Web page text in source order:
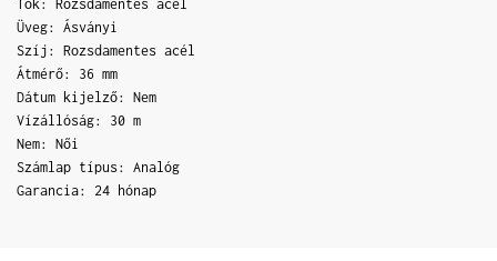
Tok: Rozsdamentes acél
Üveg: Ásványi
Szíj: Rozsdamentes acél
Átmérő: 36 mm
Dátum kijelző: Nem
Vízállóság: 30 m
Nem: Női
Számlap típus: Analóg
Garancia: 24 hónap